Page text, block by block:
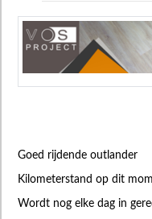
Goed rijdende outlander
Kilometerstand op dit
Wordt nog elke dag in